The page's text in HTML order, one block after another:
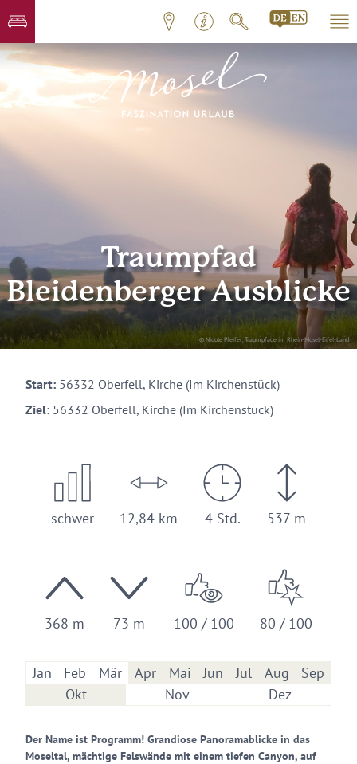
© Nicole Pfeifer, Traumpfade im Rhein-Mosel-Eifel-Land
Traumpfad
Bleidenberger Ausblicke
Start: 56332 Oberfell, Kirche (Im Kirchenstück)
Ziel: 56332 Oberfell, Kirche (Im Kirchenstück)
schwer 12,84 km 4 Std. 537 m
368 m 73 m 100 / 100 80 / 100
Jan Feb Mär Apr Mai Jun Jul Aug
Sep
Okt
Nov Dez
Der Name ist Programm! Grandiose Panoramablicke in das
Moseltal, mächtige Felswände mit einem tiefen Canyon, auf